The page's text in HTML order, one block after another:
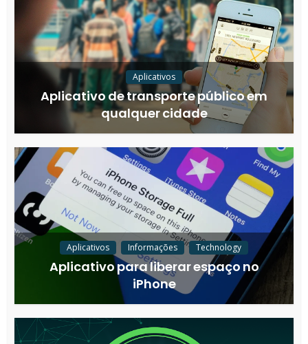
Aplicativos
Aplicativo de transporte público em
qualquer cidade
Aplicativos Informações Technology
Aplicativo para liberar espaço no
iPhone